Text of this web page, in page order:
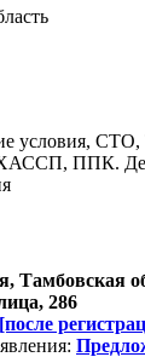
Тамбовская
286
[после
: